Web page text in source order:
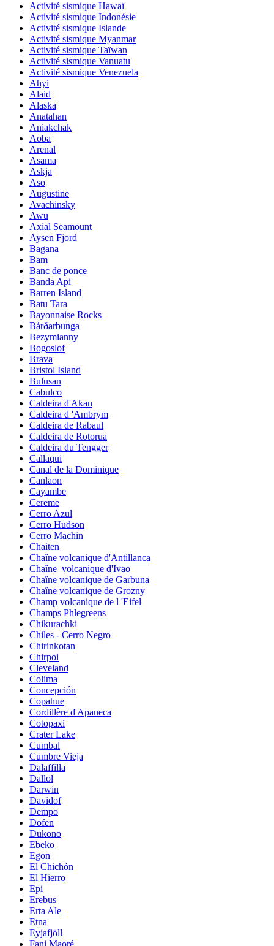
Activité sismique Hawaï
Activité sismique Indonésie
Activité sismique Islande
Activité sismique Myanmar
Activité sismique Taïwan
Activité sismique Vanuatu
Activité sismique Venezuela
Ahyi
Alaid
Alaska
Anatahan
Aniakchak
Aoba
Arenal
Asama
Askja
Aso
Augustine
Avachinsky
Awu
Axial Seamount
Aysen Fjord
Bagana
Bam
Banc de ponce
Banda Api
Barren Island
Batu Tara
Bayonnaise Rocks
Bárðarbunga
Bezymianny
Bogoslof
Brava
Bristol Island
Bulusan
Cabulco
Caldeira d'Akan
Caldeira d 'Ambrym
Caldeira de Rabaul
Caldeira de Rotorua
Caldeira du Tengger
Callaqui
Canal de la Dominique
Canlaon
Cayambe
Cereme
Cerro Azul
Cerro Hudson
Cerro Machin
Chaiten
Chaîne volcanique d'Antillanca
Chaîne_volcanique d'Ivao
Chaîne volcanique de Garbuna
Chaîne volcanique de Grozny
Champ volcanique de l 'Eifel
Champs Phlegreens
Chikurachki
Chiles - Cerro Negro
Chirinkotan
Chirpoi
Cleveland
Colima
Concepción
Copahue
Cordillère d'Apaneca
Cotopaxi
Crater Lake
Cumbal
Cumbre Vieja
Dalaffilla
Dallol
Darwin
Davidof
Dempo
Dofen
Dukono
Ebeko
Egon
El Chichón
El Hierro
Epi
Erebus
Erta Ale
Etna
Eyjafjöll